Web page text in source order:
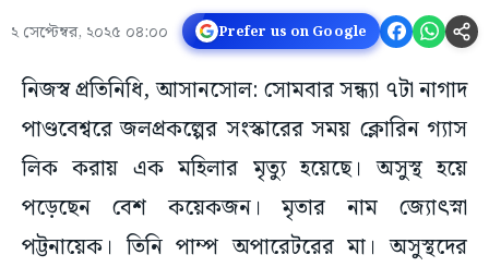
২ সেপ্টেম্বর, ২০২৫ ০৪:০০ Prefer us on Google
নিজস্ব প্রতিনিধি, আসানসোল: সোমবার সন্ধ্যা ৭টা নাগাদ
পাণ্ডবেশ্বরে জলপ্রকল্পের সংস্কারের সময় ক্লোরিন গ্যাস
লিক করায় এক মহিলার মৃত্যু হয়েছে। অসুস্থ হয়ে
পড়েছেন বেশ কয়েকজন। মৃতার নাম জ্যোৎস্না
পট্টনায়েক। তিনি পাম্প অপারেটরের মা। অসুস্থদের